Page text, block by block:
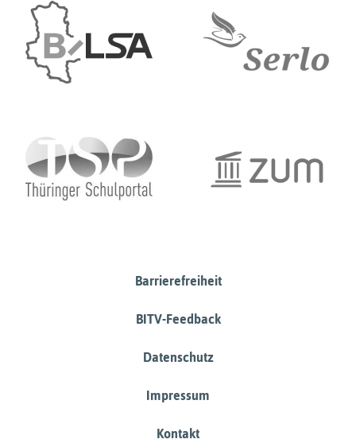
Barrierefreiheit
BITV-Feedback
Datenschutz
Impressum
Kontakt